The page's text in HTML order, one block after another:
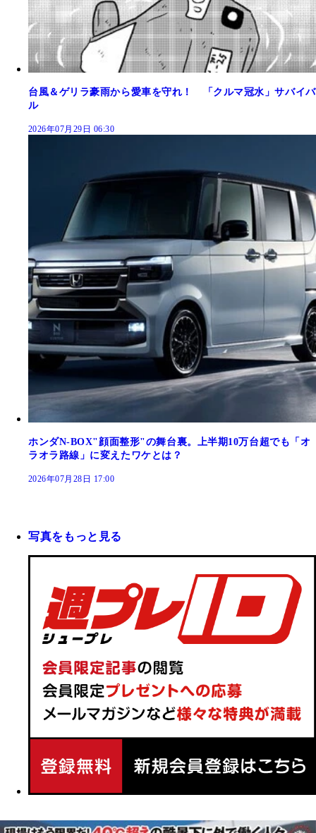
台風＆ゲリラ豪雨から愛車を守れ！ 「クルマ冠水」サバイバ
ル
2026年07月29日 06:30
ホンダN-BOX"顔面整形"の舞台裏。上半期10万台超でも「オ
ラオラ路線」に変えたワケとは？
2026年07月28日 17:00
写真をもっと見る